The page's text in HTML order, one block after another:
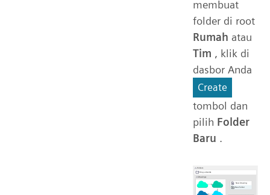
membuat
folder di root
Rumah atau
Tim , klik di
dasbor Anda
Create
tombol dan
pilih Folder
Baru .